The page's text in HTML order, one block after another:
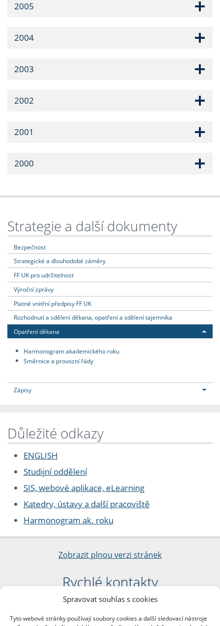
Spravovat souhlas s cookies
Tyto webové stránky používají soubory cookies a další sledovací nástroje
2005
2004
2003
2002
2001
2000
Strategie a další dokumenty
Bezpečnost
Strategické a dlouhodobé záměry
FF UK pro udržitelnost
Výroční zprávy
Platné vnitřní předpisy FF UK
Rozhodnutí a sdělení děkana, opatření a sdělení tajemníka
Opatření děkana
Harmonogram akademického roku
Směrnice a provozní řády
Zápisy
Důležité odkazy
ENGLISH
Studijní oddělení
SIS, webové aplikace, eLearning
Katedry, ústavy a další pracoviště
Harmonogram ak. roku
Zobrazit plnou verzi stránek
Rychlé kontakty
Filozofická fakulta
nám. Jana Palacha 1/2